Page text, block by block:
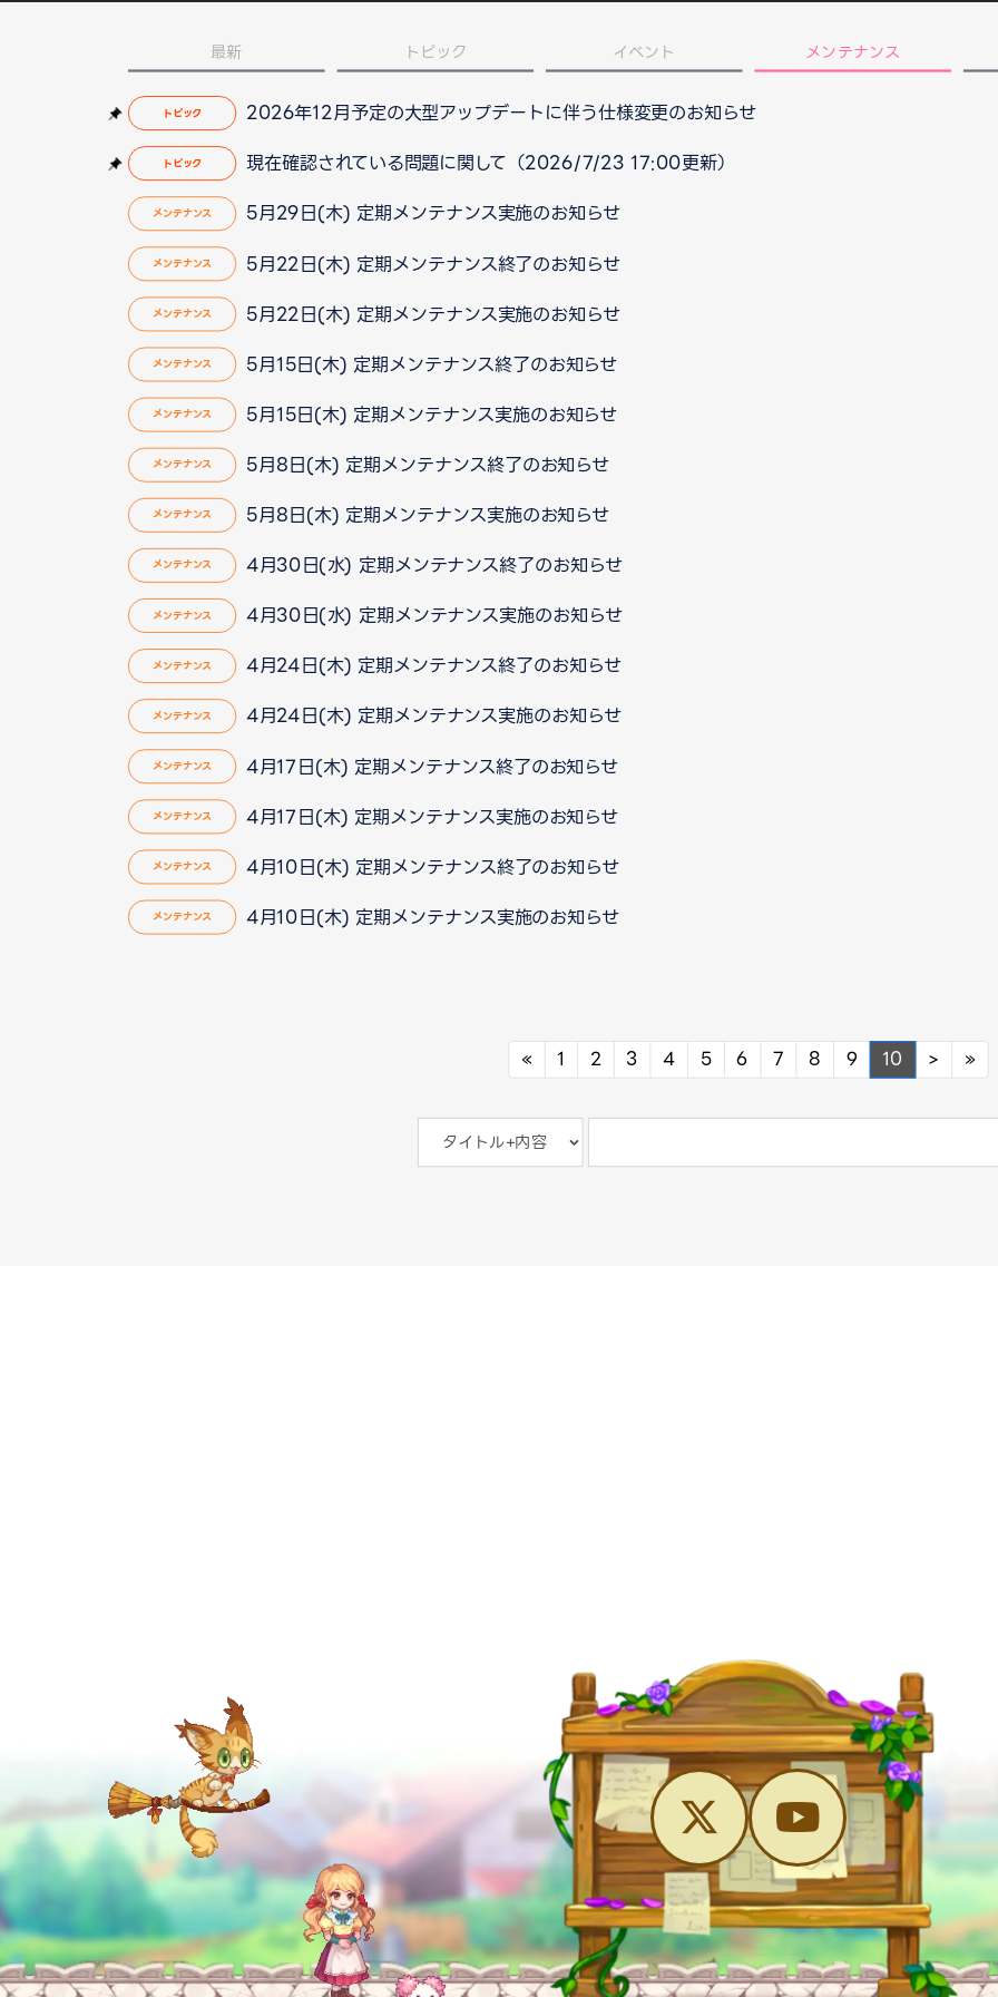
最新 トピック イベント メンテナンス
トピック 2026年12月予定の大型アップデートに伴う仕様変更のお知らせ
トピック 現在確認されている問題に関して（2026/7/23 17:00更新）
メンテナンス 5月29日(木) 定期メンテナンス実施のお知らせ
メンテナンス 5月22日(木) 定期メンテナンス終了のお知らせ
メンテナンス 5月22日(木) 定期メンテナンス実施のお知らせ
メンテナンス 5月15日(木) 定期メンテナンス終了のお知らせ
メンテナンス 5月15日(木) 定期メンテナンス実施のお知らせ
メンテナンス 5月8日(木) 定期メンテナンス終了のお知らせ
メンテナンス 5月8日(木) 定期メンテナンス実施のお知らせ
メンテナンス 4月30日(水) 定期メンテナンス終了のお知らせ
メンテナンス 4月30日(水) 定期メンテナンス実施のお知らせ
メンテナンス 4月24日(木) 定期メンテナンス終了のお知らせ
メンテナンス 4月24日(木) 定期メンテナンス実施のお知らせ
メンテナンス 4月17日(木) 定期メンテナンス終了のお知らせ
メンテナンス 4月17日(木) 定期メンテナンス実施のお知らせ
メンテナンス 4月10日(木) 定期メンテナンス終了のお知らせ
メンテナンス 4月10日(木) 定期メンテナンス実施のお知らせ
« Previous
1 2 3 4 5 6 7 8 9 10 > Next
»